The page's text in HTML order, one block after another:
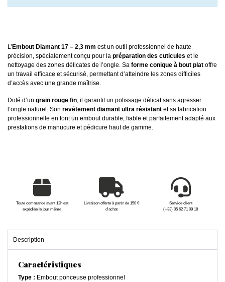
L’ Embout Diamant 17 – 2,3 mm est un outil professionnel de haute
précision, spécialement conçu pour la préparation des cuticules et le
nettoyage des zones délicates de l’ongle. Sa forme conique à bout plat offre
un travail efficace et sécurisé, permettant d’atteindre les zones difficiles
d’accès avec une grande maîtrise.
Doté d’un grain rouge fin, il garantit un polissage délicat sans agresser
l’ongle naturel. Son revêtement diamant ultra résistant et sa fabrication
professionnelle en font un embout durable, fiable et parfaitement adapté aux
prestations de manucure et pédicure haut de gamme.
Toute commande avant 12h est
expédiée le jour même
Livraison offerte à partir de 150 €
d'achat
Service client
(+33) 05 62 71 09 18
Description
Caractéristiques
Type : Embout ponceuse professionnel